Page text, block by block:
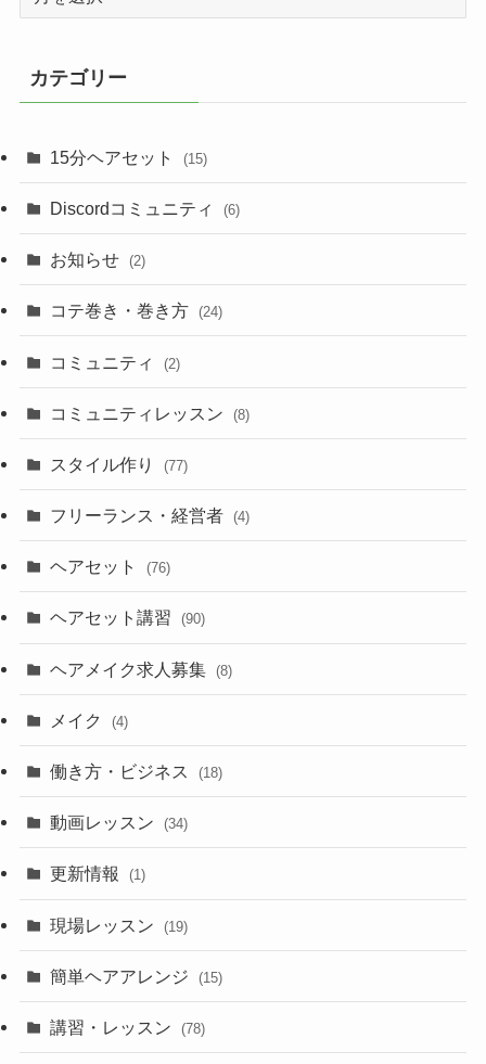
ブ
カテゴリー
15分ヘアセット (15)
Discordコミュニティ (6)
お知らせ (2)
コテ巻き・巻き方 (24)
コミュニティ (2)
コミュニティレッスン (8)
スタイル作り (77)
フリーランス・経営者 (4)
ヘアセット (76)
ヘアセット講習 (90)
ヘアメイク求人募集 (8)
メイク (4)
働き方・ビジネス (18)
動画レッスン (34)
更新情報 (1)
現場レッスン (19)
簡単ヘアアレンジ (15)
講習・レッスン (78)